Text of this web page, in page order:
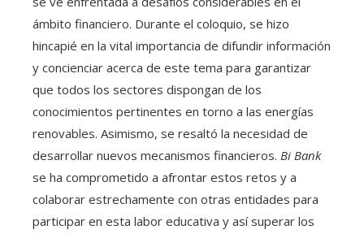
ámbito financiero. Durante el coloquio, se hizo
hincapié en la vital importancia de difundir información
y concienciar acerca de este tema para garantizar
que todos los sectores dispongan de los
conocimientos pertinentes en torno a las energías
renovables. Asimismo, se resaltó la necesidad de
desarrollar nuevos mecanismos financieros. Bi Bank
se ha comprometido a afrontar estos retos y a
colaborar estrechamente con otras entidades para
participar en esta labor educativa y así superar los